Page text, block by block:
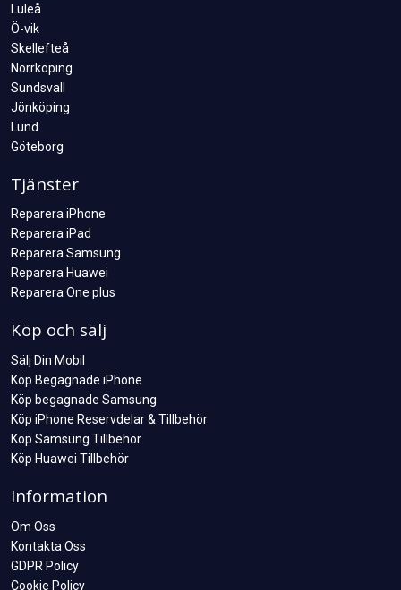
Luleå
Ö-vik
Skellefteå
Norrköping
Sundsvall
Jönköping
Lund
Göteborg
Tjänster
Reparera iPhone
Reparera iPad
Reparera Samsung
Reparera Huawei
Reparera One plus
Köp och sälj
Sälj Din Mobil
Köp Begagnade iPhone
Köp begagnade Samsung
Köp iPhone Reservdelar & Tillbehör
Köp Samsung Tillbehör
Köp Huawei Tillbehör
Information
Om Oss
Kontakta Oss
GDPR Policy
Cookie Policy